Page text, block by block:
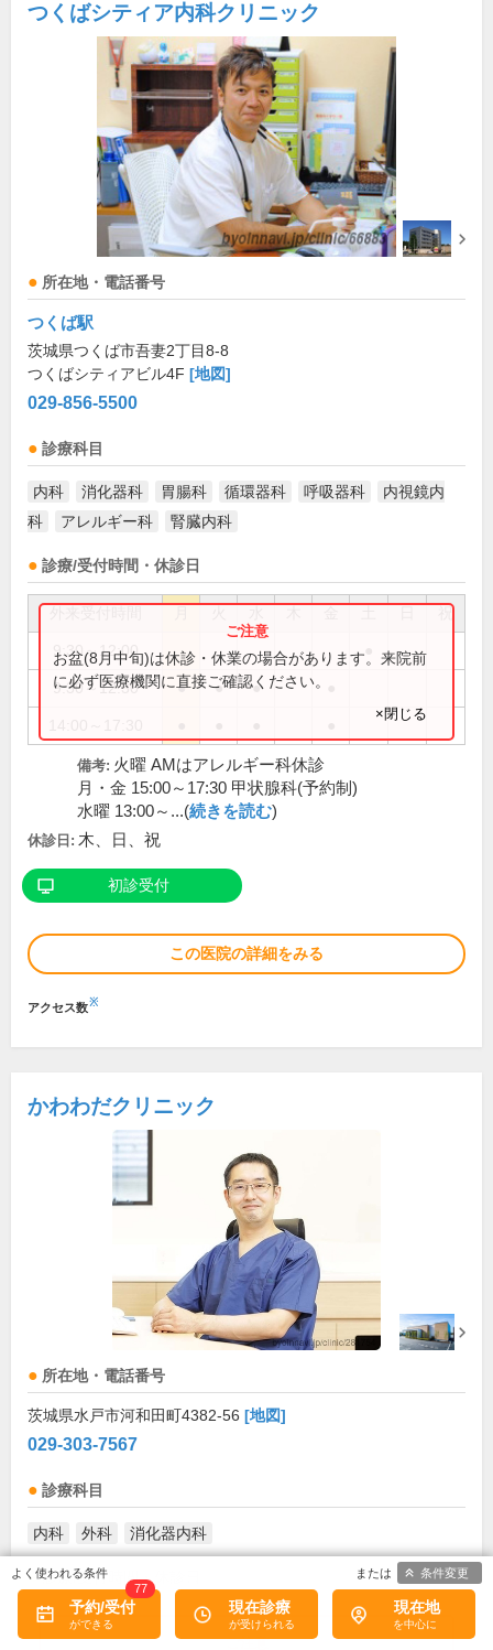
つくばシティア内科クリニック
所在地・電話番号
つくば駅
茨城県つくば市吾妻2丁目8-8
つくばシティアビル4F [地図]
029-856-5500
診療科目
内科 消化器科 胃腸科 循環器科 呼吸器科
内視鏡内
科
アレルギー科 腎臓内科
診療/受付時間・休診日
祝
9:30～12:00
9:30～12:30 ● ● ●
お盆(8月中旬)は休診・休業の場合があります。来院前
に必ず医療機関に直接ご確認ください。
×閉じる
備考: 火曜 AMはアレルギー科休診
月・金 15:00～17:30 甲状腺科(予約制)
水曜 13:00～...(続きを読む)
休診日: 木、日、祝
初診受付
この医院の詳細をみる
アクセス数※
かわわだクリニック
所在地・電話番号
茨城県水戸市河和田町4382-56 [地図]
029-303-7567
診療科目
内科 外科 消化器内科
診療/受付時間・休診日
診療時間 水 木 土 日
予約/受付
77
現在診療 現在地
条件変更